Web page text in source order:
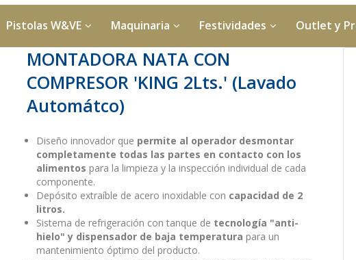
Pistolas W&VE Maquinaria Festividades Outlet y
MONTADORA NATA CON
COMPRESOR 'KING 2Lts.' (Lavado
Automátco)
Diseño innovador que permite al operador desmontar
completamente todas las partes en contacto con los
alimentos para la limpieza y la inspección individual de cada
componente.
Depósito extraíble de acero inoxidable con capacidad de 2
litros.
Sistema de refrigeración con tanque de tecnología "anti-
hielo" y dispensador de baja temperatura para un
mantenimiento óptimo del producto.